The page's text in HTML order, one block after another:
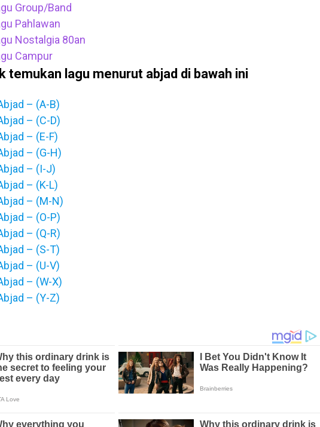
Group/Band
Pahlawan
Nostalgia 80an
Campur
temukan lagu menurut abjad di bawah ini
– (A-B)
– (C-D)
– (E-F)
– (G-H)
– (I-J)
– (K-L)
– (M-N)
– (O-P)
– (Q-R)
– (S-T)
– (U-V)
– (W-X)
– (Y-Z)